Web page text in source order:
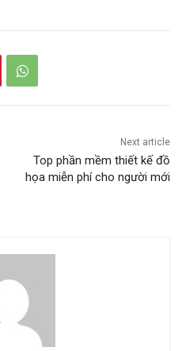
Next article
Top phần mềm thiết kế đồ
họa miễn phí cho người mới